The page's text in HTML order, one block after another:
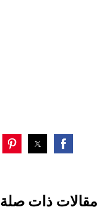
مقالات ذات صلة